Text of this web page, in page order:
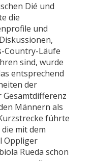
Dié und
die
und
Country-Läufe
sind, wurde
entsprechend
der
Männern als
führte
mit dem
Oppliger
Rueda schon